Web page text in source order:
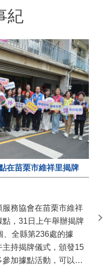
紀
在苗栗市維祥里揭牌
務協會在苗栗市維祥
，31日上午舉辦揭牌
、全縣第236處的據
持揭牌儀式，頒發15
加據點活動，可以更
苗